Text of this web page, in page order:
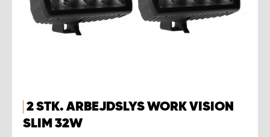
2 STK. ARBEJDSLYS WORK VISION
SLIM 32W